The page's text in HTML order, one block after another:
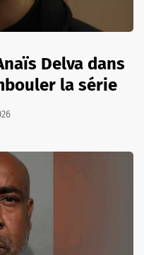
Delva dans
la série